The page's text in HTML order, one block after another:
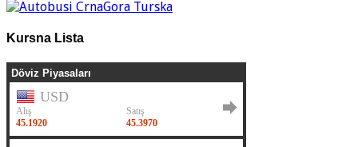
Kursna Lista